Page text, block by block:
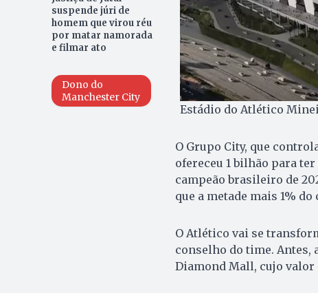
suspende júri de
homem que virou réu
por matar namorada
e filmar ato
Dono do
Manchester City
Estádio do Atlético
O Grupo City, que
ofereceu 1 bilhão para
campeão brasileiro de
que a metade mais 1%
O Atlético vai se
conselho do time. Antes,
Diamond Mall, cujo valor